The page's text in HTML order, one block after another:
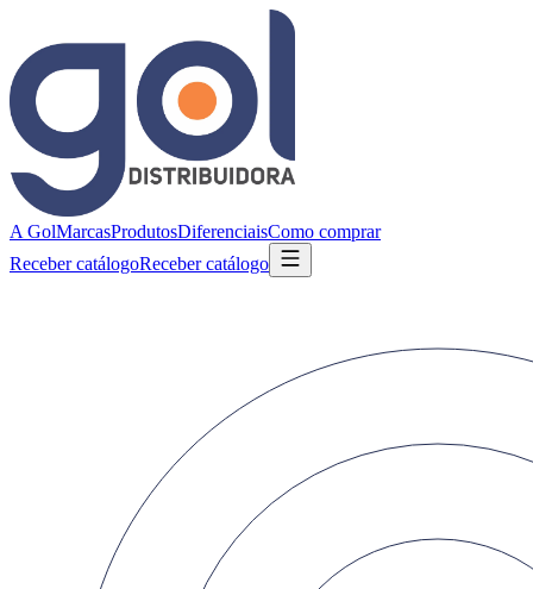
A GolMarcasProdutosDiferenciaisComo comprar
Receber catálogoReceber catálogo